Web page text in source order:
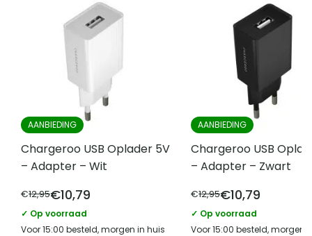
Vergelijk met alternatieven
AANBIEDING
Chargeroo USB Oplader 5V
– Adapter – Wit
€12,95€10,79
✓ Op voorraad
Voor 15:00 besteld, morgen in huis
AANBIEDING
Chargeroo USB
– Adapter – Zwart
€12,95€10,79
✓ Op voorraad
Voor 15:00 besteld, morgen